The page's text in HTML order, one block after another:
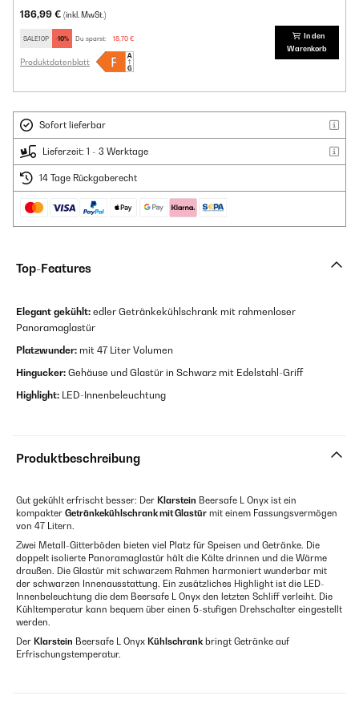
186,99 € (inkl. MwSt.)
SALE10P -10% Du sparst: 18,70 €
Produktdatenblatt
In den
Warenkorb
Sofort lieferbar
Lieferzeit: 1 - 3 Werktage
14 Tage Rückgaberecht
Top-Features
Elegant gekühlt: edler Getränkekühlschrank mit rahmenloser
Panoramaglastür
Platzwunder: mit 47 Liter Volumen
Hingucker: Gehäuse und Glastür in Schwarz mit Edelstahl-Griff
Highlight: LED-Innenbeleuchtung
Produktbeschreibung
Gut gekühlt erfrischt besser: Der Klarstein Beersafe L Onyx ist ein
kompakter Getränkekühlschrank mit Glastür mit einem Fassungsvermögen
von 47 Litern.
Zwei Metall-Gitterböden bieten viel Platz für Speisen und Getränke. Die
doppelt isolierte Panoramaglastür hält die Kälte drinnen und die Wärme
draußen. Die Glastür mit schwarzem Rahmen harmoniert wunderbar mit
der schwarzen Innenausstattung. Ein zusätzliches Highlight ist die LED-
Innenbeleuchtung die dem Beersafe L Onyx den letzten Schliff verleiht. Die
Kühltemperatur kann bequem über einen 5-stufigen Drehschalter eingestellt
werden.
Der Klarstein Beersafe L Onyx Kühlschrankbringt Getränke auf
Erfrischungstemperatur.